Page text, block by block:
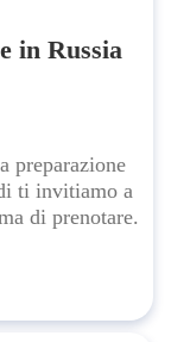
in Russia
preparazione
ti invitiamo a
di prenotare.